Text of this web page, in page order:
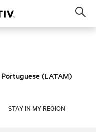
Portuguese (LATAM)
STAY IN MY REGION